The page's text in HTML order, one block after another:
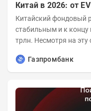
Китай в 2026: от
Китайский фондовый
стабильным и к концу
трлн. Несмотря на эту
Газпромбанк